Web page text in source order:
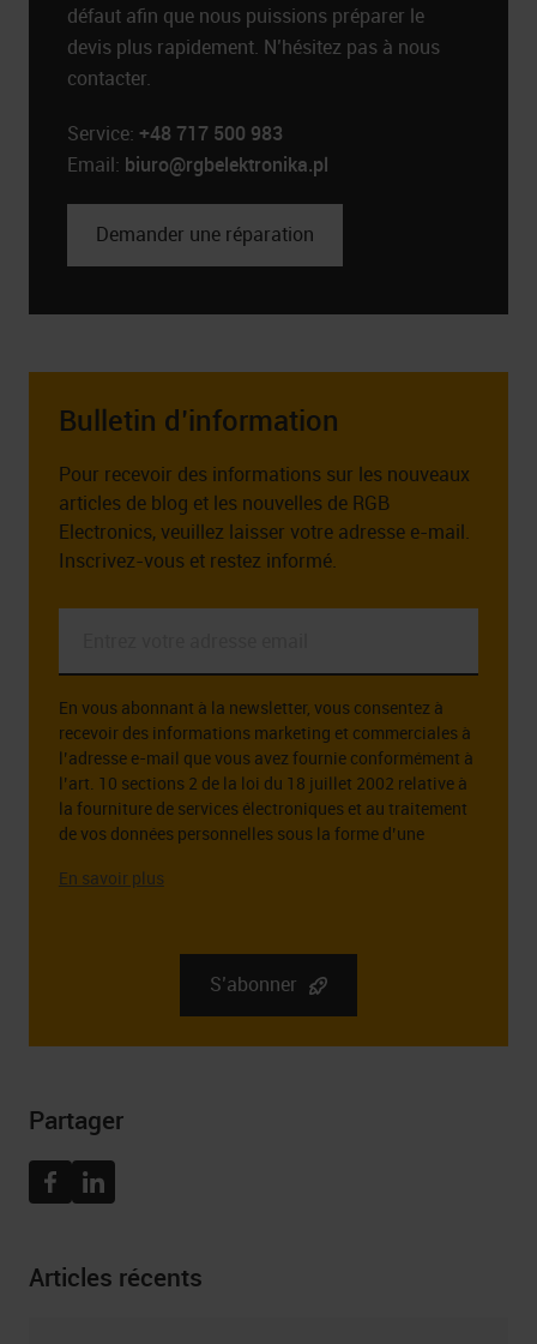
défaut afin que nous puissions préparer le
devis plus rapidement. N’hésitez pas à nous
contacter.
Service: +48 717 500 983
Email: biuro@rgbelektronika.pl
Demander une réparation
Bulletin d’information
Pour recevoir des informations sur les nouveaux
articles de blog et les nouvelles de RGB
Electronics, veuillez laisser votre adresse e-mail.
Inscrivez-vous et restez informé.
email
*
En vous abonnant à la newsletter, vous consentez à
recevoir des informations marketing et commerciales à
l’adresse e-mail que vous avez fournie conformément à
l’art. 10 sections 2 de la loi du 18 juillet 2002 relative à
la fourniture de services électroniques et au traitement
de vos données personnelles sous la forme d’une
Sp. k., st. Dlugosza 2-6, 51 – 162 Wrocław. Des
informations complètes sur l’administrateur de vos
S’abonner
Partager
FacebookLinkedin
Articles récents